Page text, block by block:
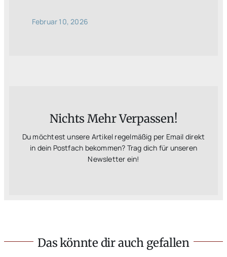
Februar 10, 2026
Nichts Mehr Verpassen!
Du möchtest unsere Artikel regelmäßig per Email direkt
in dein Postfach bekommen? Trag dich für unseren
Newsletter ein!
Das könnte dir auch gefallen